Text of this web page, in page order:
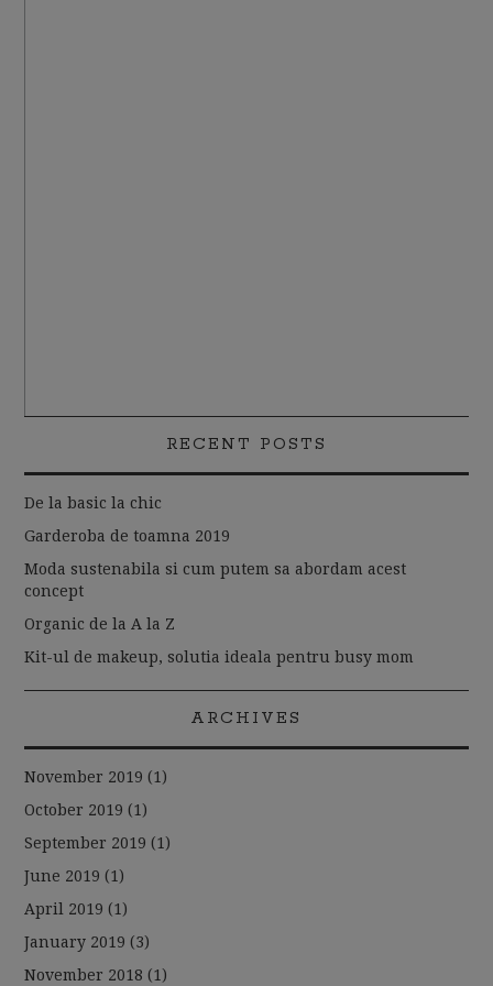
RECENT POSTS
De la basic la chic
Garderoba de toamna 2019
Moda sustenabila si cum putem sa abordam acest
concept
Organic de la A la Z
Kit-ul de makeup, solutia ideala pentru busy mom
ARCHIVES
November 2019 (1)
October 2019 (1)
September 2019 (1)
June 2019 (1)
April 2019 (1)
January 2019 (3)
November 2018 (1)